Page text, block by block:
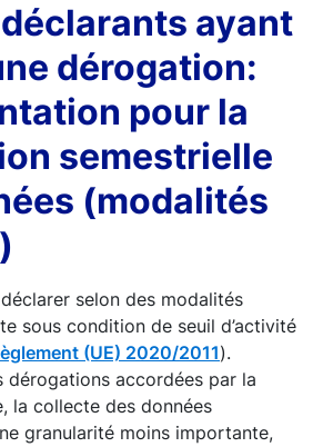
ayant
dérogation:
pour la
semestrielle
(modalités
selon des modalités
sous condition de seuil d’activité
(UE) 2020/2011).
dérogations accordées par la
la collecte des données
granularité moins importante,